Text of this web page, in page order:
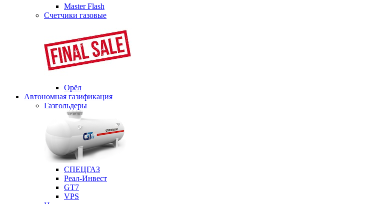
Master Flash
Счетчики газовые
Орёл
Автономная газификация
Газгольдеры
СПЕЦГАЗ
Реал-Инвест
GT7
VPS